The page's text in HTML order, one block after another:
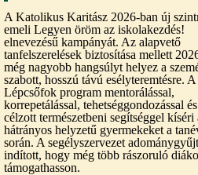
A Katolikus Karitász 2026-ban új
emeli Legyen öröm az iskolakezdés!
elnevezésű kampányát. Az alapvető
tanfelszerelések biztosítása mellett
még nagyobb hangsúlyt helyez a
szabott, hosszú távú esélyteremtésre. A
Lépcsőfok program mentorálással,
korrepetálással, tehetséggondozással és
célzott természetbeni segítséggel kíséri
hátrányos helyzetű gyermekeket a
során. A segélyszervezet
indított, hogy még több rászoruló
támogathasson.